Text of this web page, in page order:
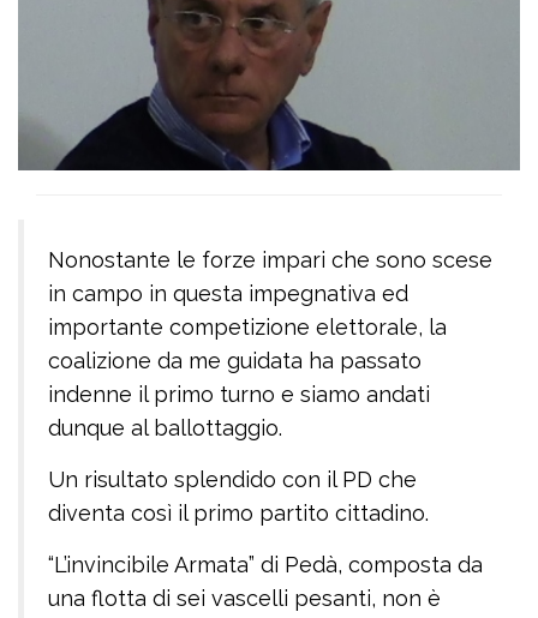
Nonostante le forze impari che sono scese
in campo in questa impegnativa ed
importante competizione elettorale, la
coalizione da me guidata ha passato
indenne il primo turno e siamo andati
dunque al ballottaggio.
Un risultato splendido con il PD che
diventa così il primo partito cittadino.
“L’invincibile Armata” di Pedà, composta da
una flotta di sei vascelli pesanti, non è